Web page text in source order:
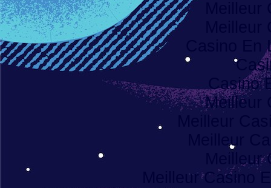
Casino
Casino
Meilleur
Meilleur
Meilleur
Meilleur Casino